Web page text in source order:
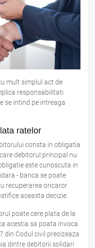
mult simplul act de
responsabilitati
se intind pe intreaga
ratelor
consta in obligatia
debitorul principal nu
este cunoscuta in
- banca se poate
recuperarea oricaror
aceasta decizie.
poate cere plata de la
acestia sa poata invoca
din Codul civil precizeaza
dintre debitorii solidari